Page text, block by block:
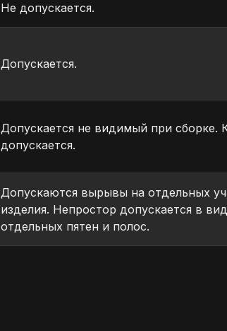
Не допускается.
Допускается.
Допускается не видимый при сборке.
допускается.
Допускаются вырывы на отдельных
изделия. Непростор допускается в
отдельных пятен и полос.